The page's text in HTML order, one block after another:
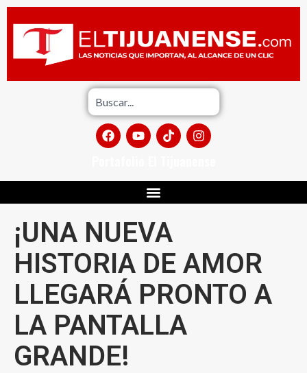
¡UNA NUEVA
HISTORIA DE AMOR
LLEGARÁ PRONTO A
LA PANTALLA
GRANDE!